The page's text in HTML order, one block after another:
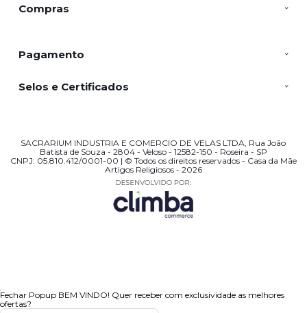
Compras
Pagamento
Selos e Certificados
SACRARIUM INDUSTRIA E COMERCIO DE VELAS LTDA, Rua João
Batista de Souza - 2804 - Veloso - 12582-150 - Roseira - SP
CNPJ: 05.810.412/0001-00 | © Todos os direitos reservados - Casa da Mãe
Artigos Religiosos - 2026
Fechar Popup BEM VINDO! Quer receber com exclusividade as melhores
ofertas?